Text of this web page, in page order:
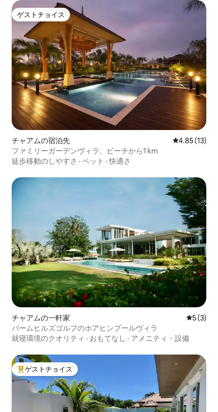
ゲストチョイス
ゲストチョイス
チャアムの宿泊先 レビュー13
4.85 (13)
ファミリーガーデンヴィラ、ビーチから1 km
徒歩移動のしやすさ · ペット ·快適さ
チャアムの一軒家 レビュー
5 (3)
パームヒルズゴルフのホアヒンプールヴィラ
就寝環境のクオリティ · おもてなし · アメニティ・設備
大好評のゲストチョイスです。
ゲストチョイス